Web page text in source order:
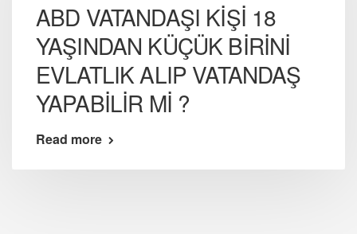
ABD VATANDAŞI KİŞİ 18
YAŞINDAN KÜÇÜK BİRİNİ
EVLATLIK ALIP VATANDAŞ
YAPABİLİR Mİ ?
Read more